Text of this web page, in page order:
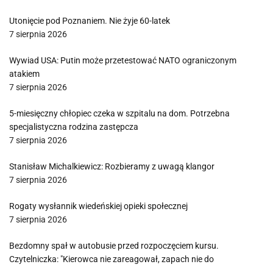
Utonięcie pod Poznaniem. Nie żyje 60-latek
7 sierpnia 2026
Wywiad USA: Putin może przetestować NATO ograniczonym
atakiem
7 sierpnia 2026
5-miesięczny chłopiec czeka w szpitalu na dom. Potrzebna
specjalistyczna rodzina zastępcza
7 sierpnia 2026
Stanisław Michalkiewicz: Rozbieramy z uwagą klangor
7 sierpnia 2026
Rogaty wysłannik wiedeńskiej opieki społecznej
7 sierpnia 2026
Bezdomny spał w autobusie przed rozpoczęciem kursu.
Czytelniczka: "Kierowca nie zareagował, zapach nie do